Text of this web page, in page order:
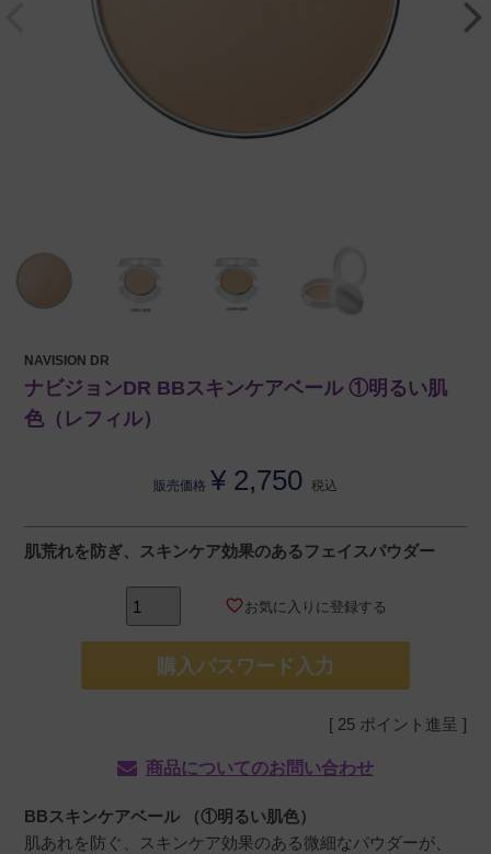
NAVISION DR
ナビジョンDR BBスキンケアベール ①明るい肌
色（レフィル）
販売価格 ¥ 2,750 税込
肌荒れを防ぎ、スキンケア効果のあるフェイスパウダー
お気に入りに登録する
購入パスワード入力
[ 25 ポイント進呈 ]
商品についてのお問い合わせ
BBスキンケアベール （①明るい肌色）
肌あれを防ぐ、スキンケア効果のある微細なパウダーが、